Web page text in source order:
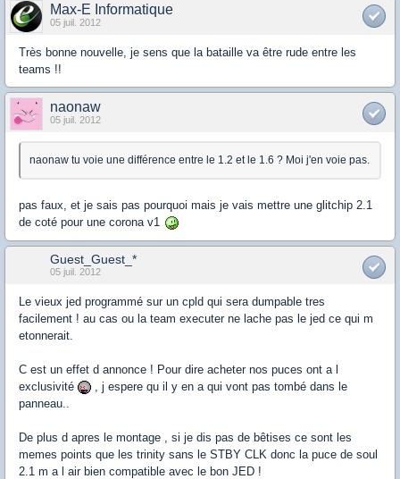
Max-E Informatique
05 juil. 2012
Très bonne nouvelle, je sens que la bataille va être rude entre les
teams !!
naonaw
05 juil. 2012
naonaw tu voie une différence entre le 1.2 et le 1.6 ? Moi j'en voie pas.
pas faux, et je sais pas pourquoi mais je vais mettre une glitchip 2.1
de coté pour une corona v1
Guest_Guest_*
05 juil. 2012
Le vieux jed programmé sur un cpld qui sera dumpable tres
facilement ! au cas ou la team executer ne lache pas le jed ce qui m
etonnerait.
C est un effet d annonce ! Pour dire acheter nos puces ont a l
exclusivité
, j espere qu il y en a qui vont pas tombé dans le
panneau..
De plus d apres le montage , si je dis pas de bêtises ce sont les
memes points que les trinity sans le STBY CLK donc la puce de soul
2.1 m a l air bien compatible avec le bon JED !